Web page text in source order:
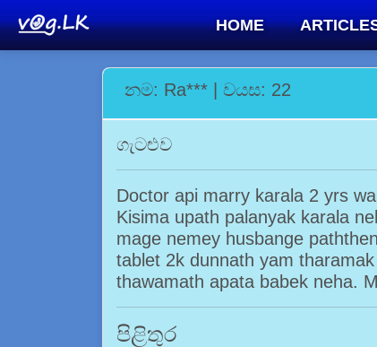
HOME
නම: Ra*** | වයස: 22
ගැටළුව
Doctor api marry karala 2 yrs
Kisima upath palanyak karala
mage nemey husbange
tablet 2k dunnath yam
thawamath apata babek neha.
පිළිතුර